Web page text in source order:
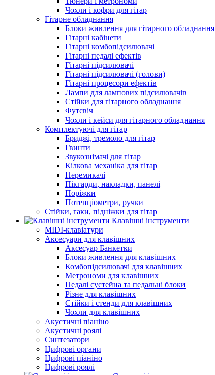
Чохли і кофри для гітар
Гітарне обладнання
Блоки живлення для гітарного обладнання
Гітарні кабінети
Гітарні комбопідсилювачі
Гітарні педалі ефектів
Гітарні підсилювачі
Гітарні підсилювачі (голови)
Гітарні процесори ефектів
Лампи для лампових підсилювачів
Стійки для гітарного обладнання
Футсвіч
Чохли і кейси для гітарного обладнання
Комплектуючі для гітар
Бриджі, тремоло для гітар
Гвинти
Звукознімачі для гітар
Кілкова механіка для гітар
Перемикачі
Пікгарди, накладки, панелі
Поріжки
Потенціометри, ручки
Стійки, гаки, підніжки для гітар
Клавішні інструменти
MIDI-клавіатури
Аксесуари для клавішних
Аксесуар Банкетки
Блоки живлення для клавішних
Комбопідсилювачі для клавішних
Метрономи для клавішних
Педалі сустейна та педальні блоки
Різне для клавішних
Стійки і стенди для клавішних
Чохли для клавішних
Акустичні піаніно
Акустичні роялі
Синтезатори
Цифрові органи
Цифрові піаніно
Цифрові роялі